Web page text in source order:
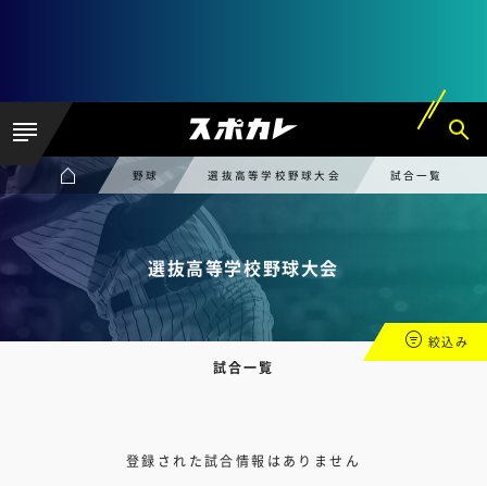
野球 選抜高等学校野球大会 試合一覧
選抜高等学校野球大会
試合一覧
絞込み
登録された試合情報はありません